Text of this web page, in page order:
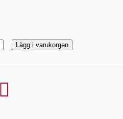
Lägg i varukorgen